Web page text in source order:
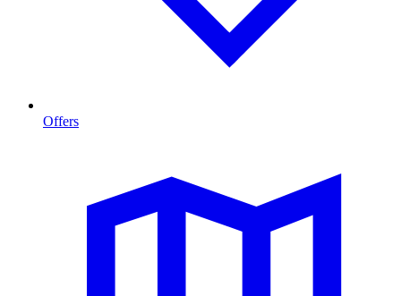
Offers